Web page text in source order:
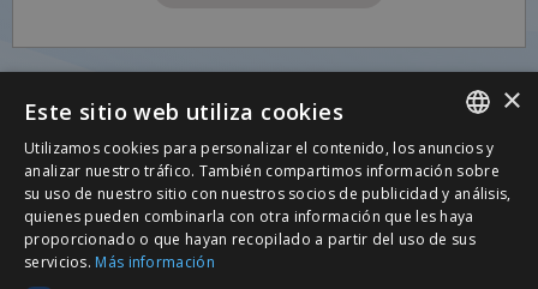
SPANISH
CATALÀ
ENGLISH
×
Este sitio web utiliza cookies
Utilizamos cookies para personalizar el contenido, los anuncios y
analizar nuestro tráfico. También compartimos información sobre
su uso de nuestro sitio con nuestros socios de publicidad y análisis,
quienes pueden combinarla con otra información que les haya
proporcionado o que hayan recopilado a partir del uso de sus
servicios. Más información